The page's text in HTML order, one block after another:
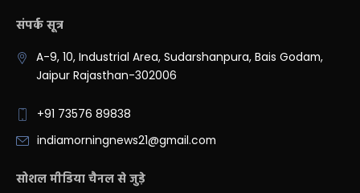
संपर्क सूत्र
A-9, 10, Industrial Area, Sudarshanpura, Bais Godam,
Jaipur Rajasthan-302006
+91 73576 89838
indiamorningnews21@gmail.com
सोशल मीडिया चैनल से जुड़े